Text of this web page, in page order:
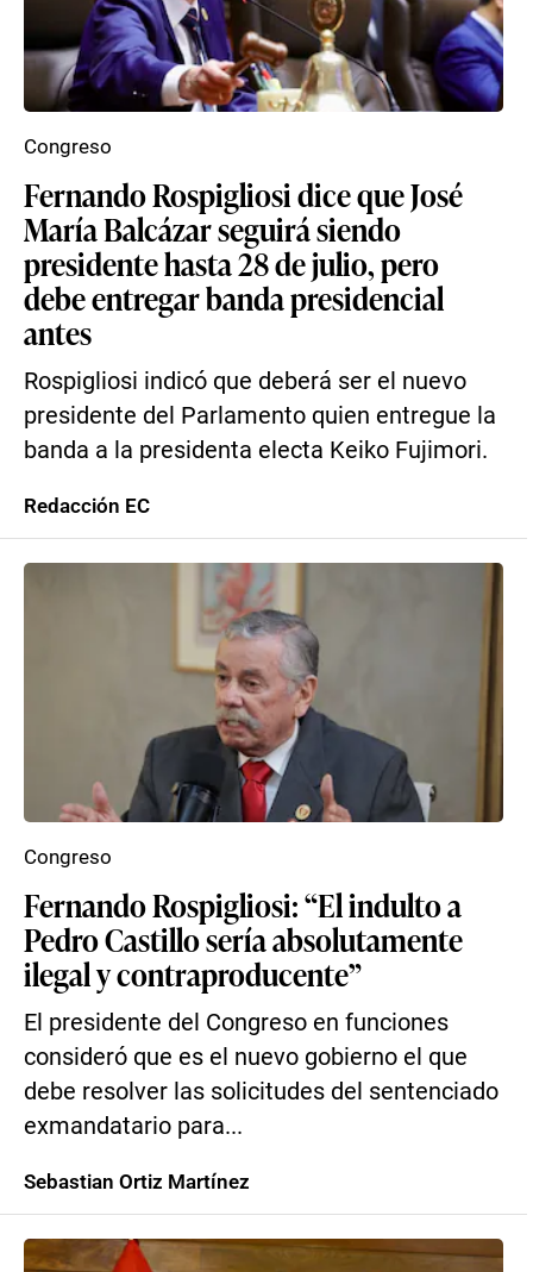
Fernando Rospigliosi dice que José
María Balcázar seguirá siendo
presidente hasta 28 de julio, pero
debe entregar banda presidencial
antes
Rospigliosi indicó que deberá ser el nuevo
presidente del Parlamento quien entregue la
banda a la presidenta electa Keiko Fujimori.
Congreso
Redacción EC
Fernando Rospigliosi: “El indulto a
Pedro Castillo sería absolutamente
ilegal y contraproducente”
El presidente del Congreso en funciones
consideró que es el nuevo gobierno el que
debe resolver las solicitudes del sentenciado
exmandatario para...
Congreso
Sebastian Ortiz Martínez